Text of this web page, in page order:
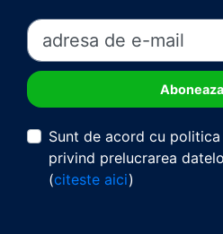
Sunt de acord cu
privind prelucrarea
(citeste aici)